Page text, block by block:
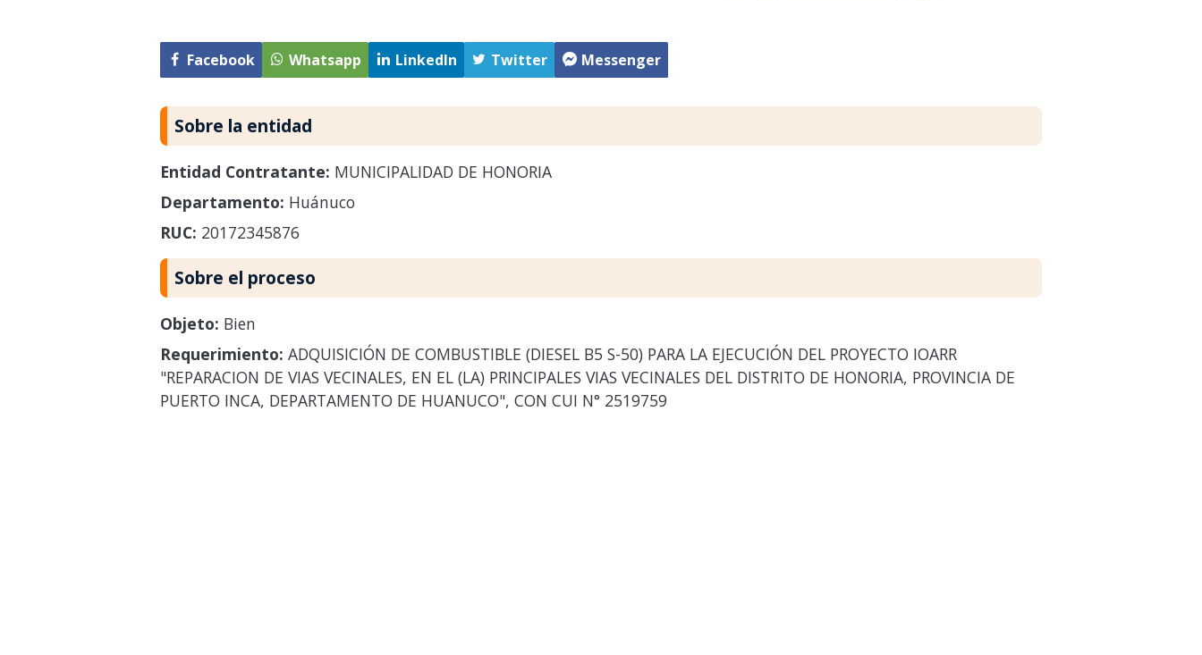
Facebook Whatsapp LinkedIn Twitter Messenger
Sobre la entidad
Entidad Contratante: MUNICIPALIDAD DE HONORIA
Departamento: Huánuco
RUC: 20172345876
Sobre el proceso
Objeto: Bien
Requerimiento: ADQUISICIÓN DE COMBUSTIBLE (DIESEL B5 S-50) PARA LA EJECUCIÓN DEL PROYECTO IOARR
"REPARACION DE VIAS VECINALES, EN EL (LA) PRINCIPALES VIAS VECINALES DEL DISTRITO DE HONORIA, PROVINCIA DE
PUERTO INCA, DEPARTAMENTO DE HUANUCO", CON CUI N° 2519759